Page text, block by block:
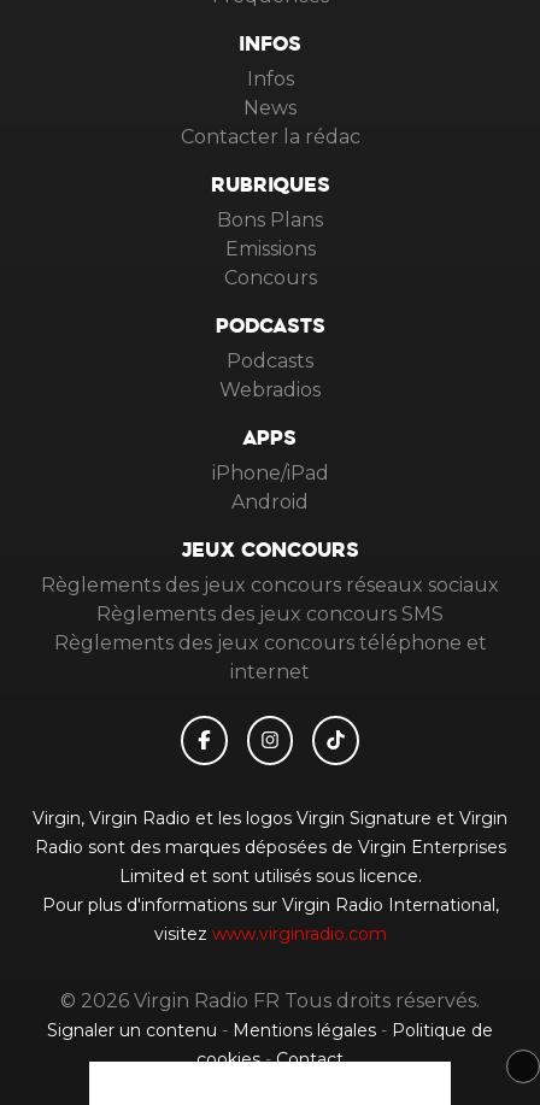
INFOS
Infos
News
Contacter la rédac
RUBRIQUES
Bons Plans
Emissions
Concours
PODCASTS
Podcasts
Webradios
APPS
iPhone/iPad
Android
JEUX CONCOURS
Règlements des jeux concours réseaux sociaux
Règlements des jeux concours SMS
Règlements des jeux concours téléphone et
internet
Virgin, Virgin Radio et les logos Virgin Signature et Virgin
Radio sont des marques déposées de Virgin Enterprises
Limited et sont utilisés sous licence.
Pour plus d'informations sur Virgin Radio International,
visitez www.virginradio.com
© 2026 Virgin Radio FR Tous droits réservés.
Signaler un contenu - Mentions légales - Politique de
cookies-Contact